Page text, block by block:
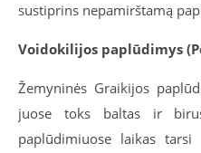
sustiprins nepamirštamą
Voidokilijos paplūdimys
Žemyninės Graikijos
juose toks baltas ir
paplūdimiuose laikas